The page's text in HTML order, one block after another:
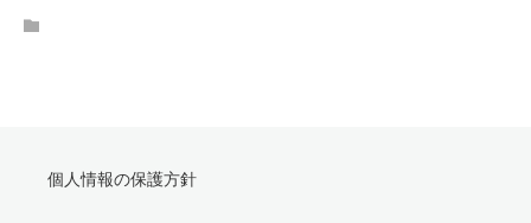
個人情報の保護方針